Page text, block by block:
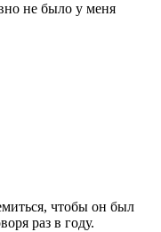
не было у меня
чтобы он был
раз в году.